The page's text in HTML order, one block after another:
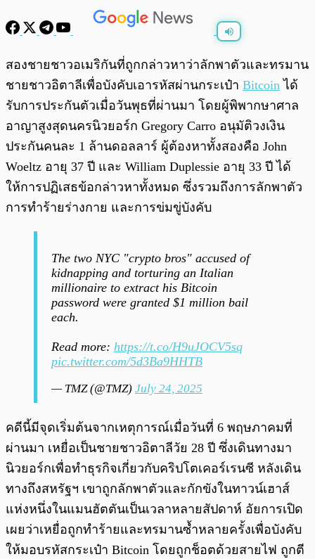
0:00
สองชายชาวอเมริกันที่ถูกกล่าวหาว่าลักพาตัวและทรมาน
ชายชาวอิตาลีเพื่อบังคับเอารหัสผ่านกระเป๋า Bitcoin ได้
รับการประกันตัวเมื่อวันพุธที่ผ่านมา โดยผู้พิพากษาศาล
อาญาสูงสุดนครนิวยอร์ก Gregory Carro อนุมัติวงเงิน
ประกันคนละ 1 ล้านดอลลาร์ ผู้ต้องหาทั้งสองคือ John
Woeltz อายุ 37 ปี และ William Duplessie อายุ 33 ปี ได้
ให้การปฏิเสธข้อกล่าวหาทั้งหมด ซึ่งรวมถึงการลักพาตัว
การทำร้ายร่างกาย และการข่มขู่บังคับ
The two NYC "crypto bros" accused of
kidnapping and torturing an Italian
millionaire to extract his Bitcoin
password were granted $1 million bail
each.
Read more: https://t.co/H9uJOCV5sq
pic.twitter.com/5d3Ba9HHTB
— TMZ (@TMZ) July 24, 2025
คดีนี้มีจุดเริ่มต้นจากเหตุการณ์เมื่อวันที่ 6 พฤษภาคมที่
ผ่านมา เหยื่อเป็นชายชาวอิตาลีวัย 28 ปี ซึ่งเดินทางมา
นิวยอร์กเพื่อทำธุรกิจเกี่ยวกับคริปโตเคอร์เรนซี หลังเดิน
ทางถึงสหรัฐฯ เขาถูกลักพาตัวและกักขังในทาวน์เฮาส์
แห่งหนึ่งในแมนฮัตตันเป็นเวลาหลายสัปดาห์ อัยการเปิด
เผยว่าเหยื่อถูกทำร้ายและทรมานซ้ำหลายครั้งเพื่อบังคับ
ให้มอบรหัสกระเป๋า Bitcoin โดยถูกช็อตด้วยสายไฟ ถูกตี